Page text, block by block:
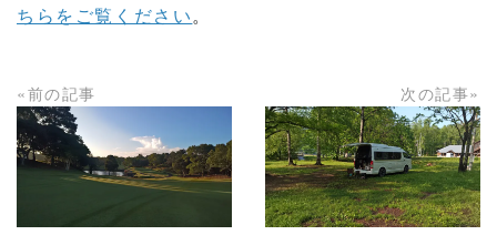
ちらをご覧ください。
«前の記事
READ MORE
次の記事»
READ MORE